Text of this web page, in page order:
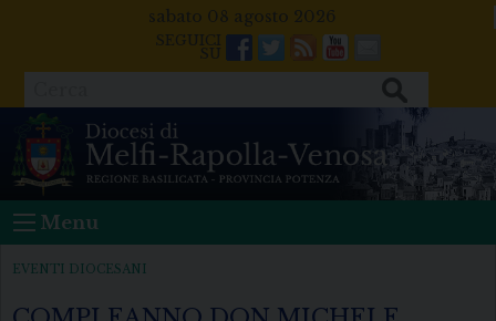
sabato 08 agosto 2026
Facebook
Twitter
FeedsYoutube
Mail
Menu
EVENTI DIOCESANI